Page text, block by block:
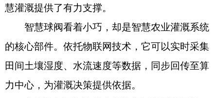
慧灌溉提供了有力支撑。
智慧球阀看着小巧，却是智慧农业灌溉系统
的核心部件。依托物联网技术，它可以实时采集
田间土壤湿度、水流速度等数据，同步回传至算
力中心，为灌溉决策提供依据。